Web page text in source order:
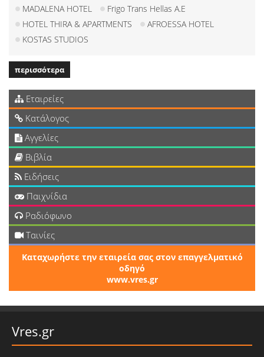
MADALENA HOTEL
Frigo Trans Hellas A.E
HOTEL THIRA & APARTMENTS
AFROESSA HOTEL
KOSTAS STUDIOS
περισσότερα
Εταιρείες
Κατάλογος
Αγγελίες
Βιβλία
Ειδήσεις
Παιχνίδια
Ραδιόφωνο
Ταινίες
Καταχωρήστε την εταιρεία σας στον επαγγελματικό
οδηγό
www.vres.gr
Vres.gr